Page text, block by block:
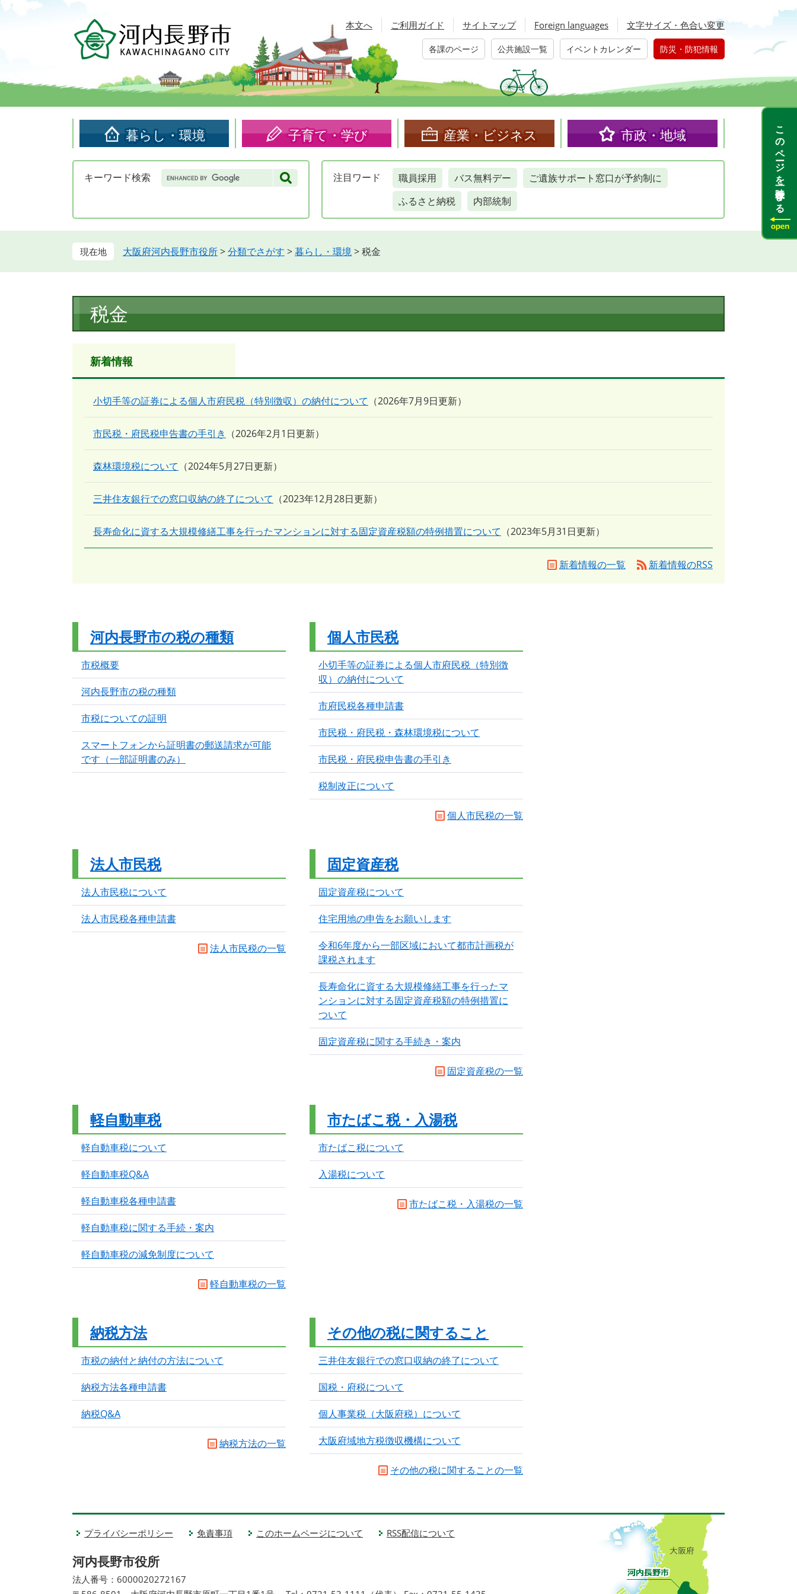
頭
す。
飛
し
本文へ ご利用ガイド サイトマップ Foreign languages 文字サイズ・色合い変更
各課のページ 公共施設一覧 イベントカレンダー 防災・防犯情報
暮らし・環境 子育て・学び 産業・ビジネス 市政・地域
キーワード検索 Google
カ
検
注目 ワード 職員採用 バス無料デー
ご遺族サポート窓口が予約制に
ふるさと納税
内部統制
大阪府河内長野市役所>分類でさがす >暮らし・環境>税金
文
税金
新着情報
小切手等の証券による個人市府民税（特別徴収）の納付について 2026年7月9日更新
市民税・府民税申告書の手引き 2026年2月1日更新
森林環境税について 2024年5月27日更新
三井住友銀行での窓口収納の終了について 2023年12月28日更新
長寿命化に資する大規模修繕工事​を行ったマンションに対する固定資産税額の特例措置について 2023年5月31日更新
新着情報の一覧 新着情報のRSS
河内長野市の税の種類
市税概要
河内長野市の税の種類
市税についての証明
スマートフォンから証明書の郵送請求が可能
です（一部証明書のみ）
個人市民税
小切手等の証券による個人市府民税（特別徴
収）の納付について
市府民税各種申請書
市民税・府民税・森林環境税について
市民税・府民税申告書の手引き
税制改正について
個人市民税の一覧
法人市民税
法人市民税について
法人市民税各種申請書
法人市民税の一覧
固定資産税
固定資産税について
住宅用地の申告をお願いします
令和6年度から一部区域において都市計画税が
課税されます
長寿命化に資する大規模修繕工事​を行ったマ
ンションに対する固定資産税額の特例措置に
ついて
固定資産税に関する手続き・案内
固定資産税の一覧
軽自動車税
軽自動車税について
軽自動車税Q&A
軽自動車税各種申請書
軽自動車税に関する手続・案内
軽自動車税の減免制度について
軽自動車税の一覧
市たばこ税・入湯税
市たばこ税について
入湯税について
市たばこ税・入湯税の一覧
納税方法
市税の納付と納付の方法について
納税方法各種申請書
納税Q&A
納税方法の一覧
その他の税に関すること
三井住友銀行での窓口収納の終了について
国税・府税について
個人事業税（大阪府税）について
大阪府域地方税徴収機構について
その他の税に関することの一覧
プライバシーポリシー 免責事項 このホームページについて RSS配信について
河内長野市役所
法人番号：6000020272167
このページを一時保存する